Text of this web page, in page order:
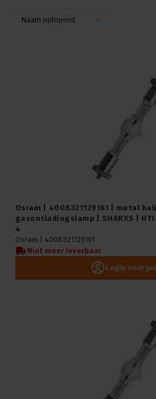
Naam oplopend
Osram | 4008321129161 | metal
gasontladingslamp | SHARXS |
4
Osram | 4008321129161
Niet meer leverbaar
Login voor